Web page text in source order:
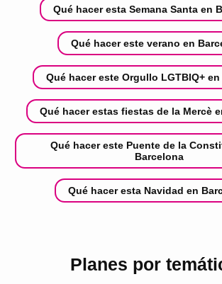
Qué hacer esta Semana Santa en
Qué hacer este verano en
Qué hacer este Orgullo LGTBIQ+
Qué hacer estas fiestas de la Mercè
Qué hacer este Puente de la
Barcelona
Qué hacer esta Navidad en
Planes por